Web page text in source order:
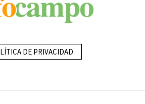
DE PRIVACIDAD